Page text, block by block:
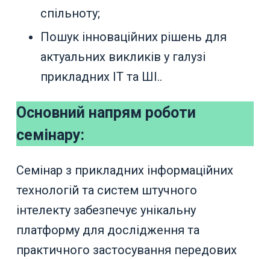
спільноту;
Пошук інноваційних рішень для
актуальних викликів у галузі
прикладних ІТ та ШІ..
Основний напрям роботи
семінару:
Семінар з прикладних інформаційних
технологій та систем штучного
інтелекту забезпечує унікальну
платформу для дослідження та
практичного застосування передових